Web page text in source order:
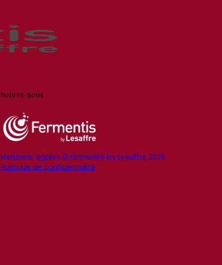
Suivez-nous
Mentions légales © Fermentis by Lesaffre 2026
Politique de confidentialité